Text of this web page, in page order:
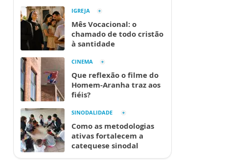
IGREJA
Mês Vocacional: o
chamado de todo cristão
à santidade
CINEMA
Que reflexão o filme do
Homem-Aranha traz aos
fiéis?
SINODALIDADE
Como as metodologias
ativas fortalecem a
catequese sinodal